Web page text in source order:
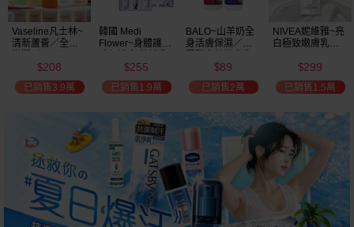
Vaseline凡士林~
清新蘆薈／全效
／密集保濕／淨
白透亮 乳液
(725ml) 款式可選
$208
已銷售3.9萬
韓國 Medi
Flower~身體護理
300ml+乳液
300ml+護手霜
80g) 款式可選
$255
已銷售1.9萬
BALO~山羊奶全
身活膚保濕／玻
液(550ml) 款式可
選
$89
已銷售2萬
NIVEA妮維雅~亮
白極致嫩膚乳液
$299
已銷售1.5萬